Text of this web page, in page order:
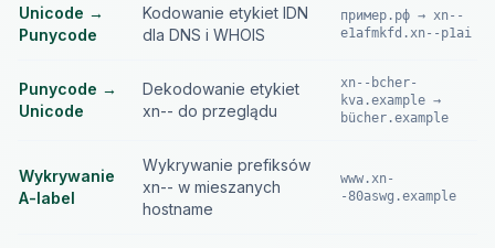
Unicode →
Punycode
Kodowanie etykiet IDN
dla DNS i WHOIS
пример.рф → xn--
e1afmkfd.xn--p1ai
Punycode →
Unicode
Dekodowanie etykiet
xn-- do przeglądu
xn--bcher-
kva.example →
bücher.example
Wykrywanie
A-label
Wykrywanie prefiksów
xn-- w mieszanych
hostname
www.xn-
-80aswg.example